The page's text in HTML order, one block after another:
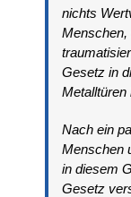
nichts
Gesetz in
Metalltüren
Nach ein
Menschen
in diesem
Gesetz